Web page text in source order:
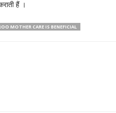
हैं ।
MOTHER CARE IS BENEFICIAL